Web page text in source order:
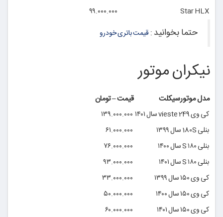
Star HLX
۹۹.۰۰۰.۰۰۰
حتما بخوانید : قیمت باتری خودرو
نیکران موتور
مدل موتورسیکلت قیمت – تومان
کی وی vieste 249 سال ۱۴۰۱
۱۳۹.۰۰۰.۰۰۰
بنلی 180S سال ۱۳۹۹
۶۱.۰۰۰.۰۰۰
بنلی ۱۸۰ S سال ۱۴۰۰
۷۶.۰۰۰.۰۰۰
بنلی ۱۸۰ S سال ۱۴۰۱
۹۳.۰۰۰.۰۰۰
کی وی ۱۵۰ سال ۱۳۹۹
۳۳.۰۰۰.۰۰۰
کی وی ۱۵۰ سال ۱۴۰۰
۵۰.۰۰۰.۰۰۰
کی وی ۱۵۰ سال ۱۴۰۱
۶۰.۰۰۰.۰۰۰